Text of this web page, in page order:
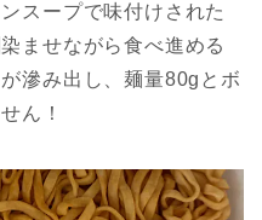
スープで味付けされた
ませながら食べ進める
滲み出し、麺量80gとボ
ん！